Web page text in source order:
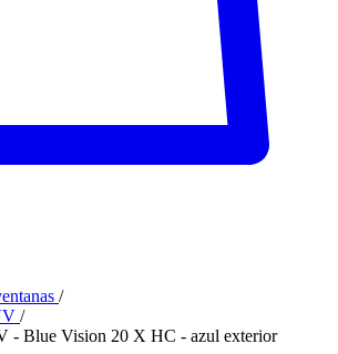
/
/
- Blue Vision 20 X HC - azul exterior